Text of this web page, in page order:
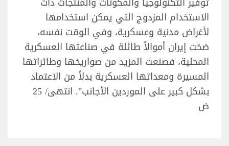
الاستخدام المزدوج التي يمكن استخدامها
لأغراض مدنية وعسكرية، وفي الوقت نفسه،
ضخت إيران أموالاً طائلة في صناعتها العسكرية
المحلية، فصنعت المزيد من صواريخها وطائراتها
المسيرة ومعداتها العسكرية بدلاً من الاعتماد
بشكل كبير على الموردين الأجانب". انتهى/ 25
ض